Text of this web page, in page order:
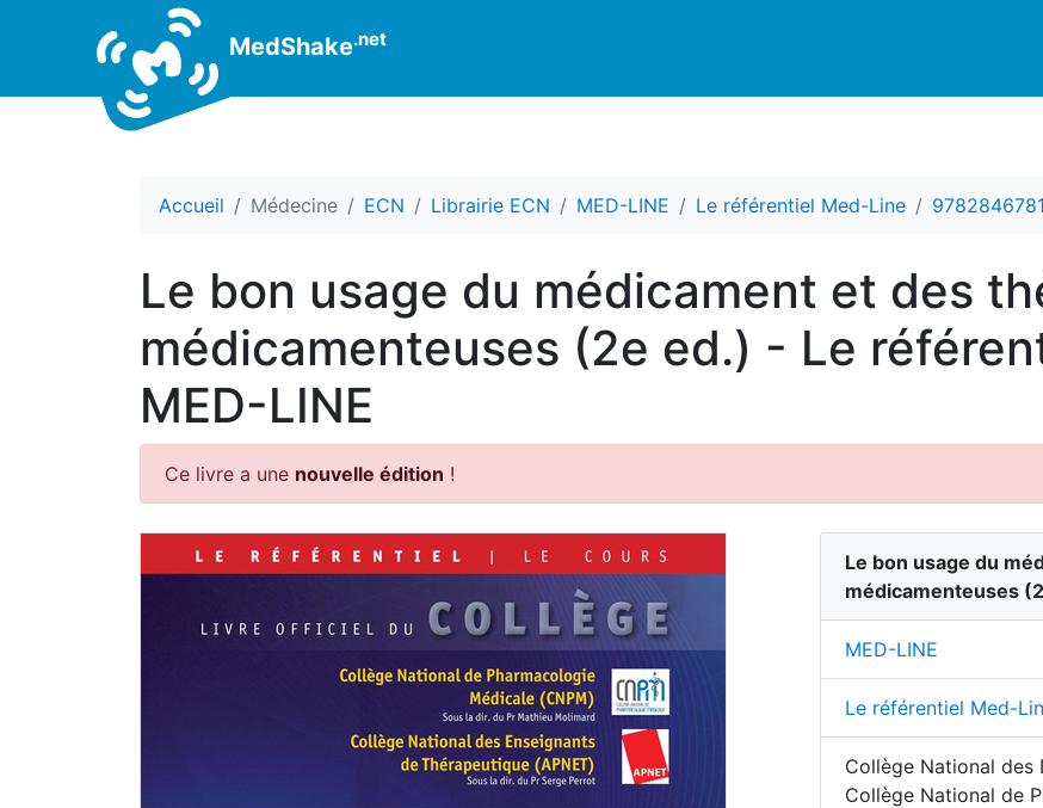
MedShake.net
Accueil Médecine ECN Librairie ECN MED-LINE Le référentiel Med-Line
Le bon usage du médicament et des
médicamenteuses (2e ed.) - Le
MED-LINE
Ce livre a une nouvelle édition !
Le bon usage du
médicamenteuses (2
MED-LINE
Le référentiel Med-
Collège National des
Collège National de